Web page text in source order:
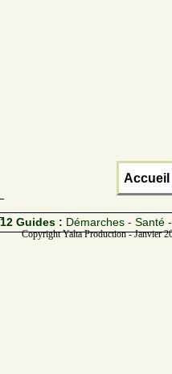
Accueil
12 Guides : Démarches - Santé
Copyright Yalta Production - Janvier